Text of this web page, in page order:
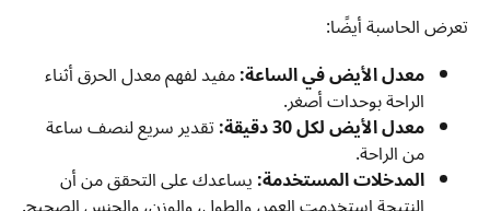
تعرض الحاسبة أيضًا:
معدل الأيض في الساعة:مفيد لفهم معدل الحرق أثناء
الراحة بوحدات أصغر.
معدل الأيض لكل 30 دقيقة: تقدير سريع لنصف ساعة
من الراحة.
المدخلات المستخدمة:يساعدك على التحقق من أن